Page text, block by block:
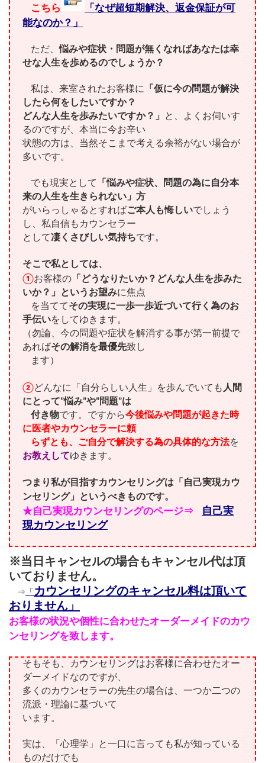
こちら
「なぜ超短期解決、返金保証が可
能なのか？」
ただ、悩みや症状・問題が無くなればあなたは幸
せな人生を歩めるのでしょうか？
私は、来室されたお客様に
「仮に今の問題が解決
したら何をしたいですか？
どんな人生を歩みたいですか？」
と、よくお伺いす
るのですが、本当に今お辛い
状態の方は、当然そこまで考える余裕がない場合が
多いです。
でも現実として
「悩みや症状、問題の為に自分本
来の人生を生きられない」方
がいらっしゃるとすればご本人も悔しいでしょう
し、私自信もカウンセラー
として凄くさびしい気持ちです。
そこで私としては、
①お客様の 「どうなりたいか？どんな人生を歩みた
いか？」というお望みに焦点
を当ててその実現に一歩一歩近づいて行く為のお
手伝いをしてゆきます。
（勿論、今の問題や症状を解消する事が第一前提で
あればその解消を最優先致し
ます）
②どんなに「自分らしい人生」を歩んでいても 人間
にとって”悩み”や”問題”は
付き物です。ですから今後悩みや問題が起きた時
に医者やカウンセラーに頼
らずとも、ご自分で解決する為の具体的な方法を
お教えしてゆきます。
つまり私が目指すカウンセリングは「自己実現カウ
ンセリング」というべきものです。
★自己実現カウンセリングのページ⇒
自己実
現カウンセリング
※当日キャンセルの場合もキャンセル代は頂
いておりません。
⇒ 「 カウンセリングのキャンセル料は頂いて
おりません」
お客様の状況や個性に合わせたオーダーメイドのカウ
ンセリングを致します。
そもそも、カウンセリングはお客様に合わせたオー
ダーメイドなのですが、
多くのカウンセラーの先生の場合は、一つか二つの
流派・理論に基づいて
います。
実は、「心理学」と一口に言っても私が知っている
ものだけでも